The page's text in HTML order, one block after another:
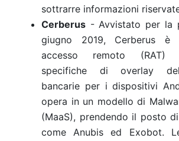
sottrarre informazioni
Cerberus - Avvistato per la
giugno 2019, Cerberus è
accesso remoto (RAT)
specifiche di overlay
bancarie per i dispositivi
opera in un modello di
(MaaS), prendendo il posto
come Anubis ed Exobot.